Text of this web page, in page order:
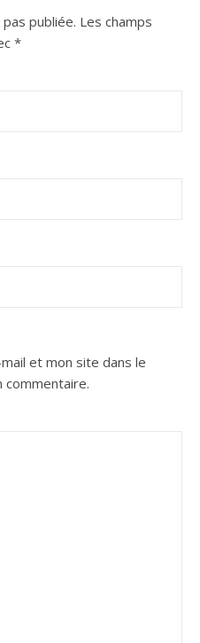
publiée. Les champs
*
et mon site dans le
commentaire.